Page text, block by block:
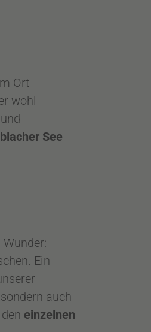
Ort
wohl
See
Ein
auch
einzelnen